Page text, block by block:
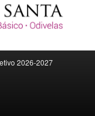
2026-2027